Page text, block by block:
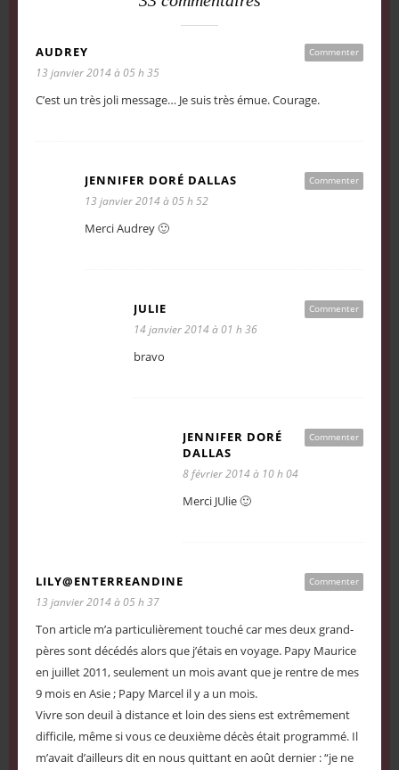
Commenter
AUDREY
13 janvier 2014 à 05 h 35
C’est un très joli message… Je suis très émue. Courage.
Commenter
JENNIFER DORÉ DALLAS
13 janvier 2014 à 05 h 52
Merci Audrey 🙂
Commenter
JULIE
14 janvier 2014 à 01 h 36
bravo
Commenter
JENNIFER DORÉ
DALLAS
8 février 2014 à 10 h 04
Merci JUlie 🙂
Commenter
LILY@ENTERREANDINE
13 janvier 2014 à 05 h 37
Ton article m’a particulièrement touché car mes deux grand-
pères sont décédés alors que j’étais en voyage. Papy Maurice
en juillet 2011, seulement un mois avant que je rentre de mes
9 mois en Asie ; Papy Marcel il y a un mois.
Vivre son deuil à distance et loin des siens est extrêmement
difficile, même si vous ce deuxième décès était programmé. Il
m’avait d’ailleurs dit en nous quittant en août dernier : “je ne